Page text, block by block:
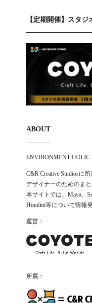
【定期開催】スタ
ABOUT
ENVIRONMENT HOLIC
C&R Creative Studiosに
デザイナーのためのまと
本サイトでは、Maya、
Houdini等について情報
運営：
所属：